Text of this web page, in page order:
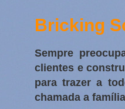
Bricking
Sempre
clientes e
para trazer a
chamada a